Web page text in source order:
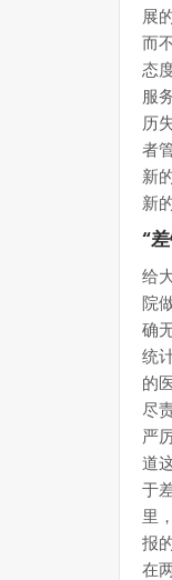
展
而
态
服
历
者
新
新
“
给
院
确
统
的
尽
严
道
于
里
报
在